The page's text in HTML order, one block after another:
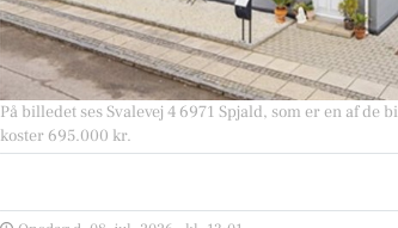
På billedet ses Svalevej 4 6971 Spjald, som er en af
koster 695.000 kr.